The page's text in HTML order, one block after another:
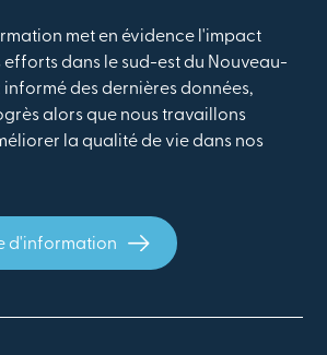
met en évidence l'impact
efforts dans le sud-est du Nouveau-
informé des dernières données,
alors que nous travaillons
la qualité de vie dans nos
d'information